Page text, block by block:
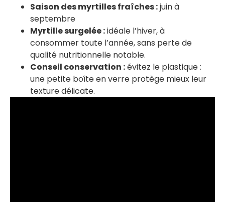
Saison des myrtilles fraîches :juin à
septembre
Myrtille surgelée :idéale l’hiver, à
consommer toute l’année, sans perte de
qualité nutritionnelle notable.
Conseil conservation :évitez le plastique :
une petite boîte en verre protège mieux leur
texture délicate.